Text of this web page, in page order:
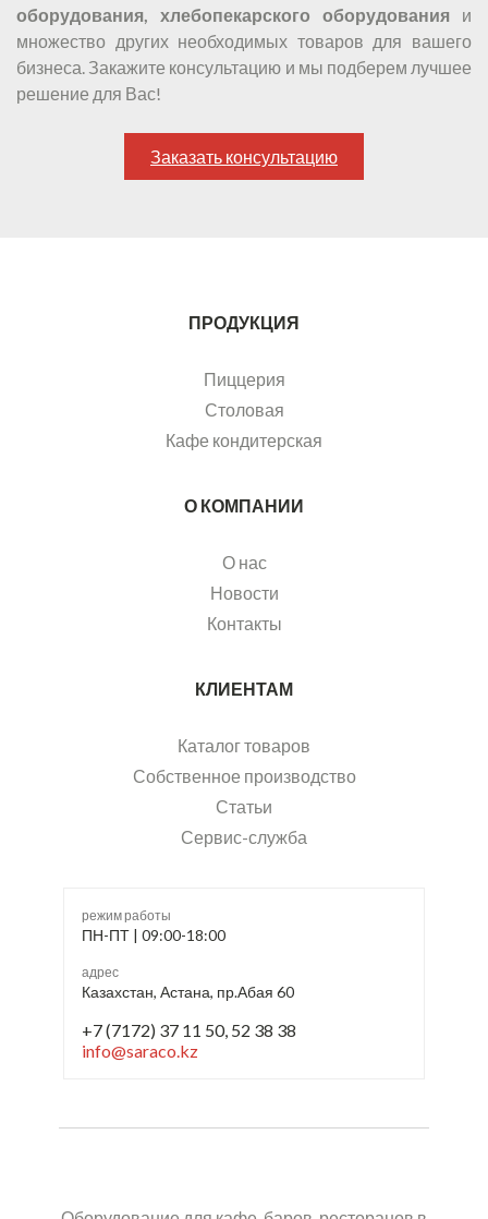
оборудования, хлебопекарского оборудования и
множество других необходимых товаров для вашего
бизнеса. Закажите консультацию и мы подберем лучшее
решение для Вас!
Заказать консультацию
ПРОДУКЦИЯ
Пиццерия
Столовая
Кафе кондитерская
О КОМПАНИИ
О нас
Новости
Контакты
КЛИЕНТАМ
Каталог товаров
Собственное производство
Статьи
Сервис-служба
режим работы
ПН-ПТ | 09:00-18:00
адрес
Казахстан, Астана, пр.Абая 60
+7 (7172) 37 11 50, 52 38 38
info@saraco.kz